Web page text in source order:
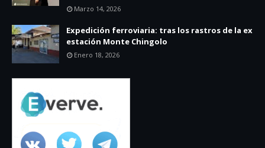
Marzo 14, 2026
Expedición ferroviaria: tras los rastros de la ex
estación Monte Chingolo
Enero 18, 2026